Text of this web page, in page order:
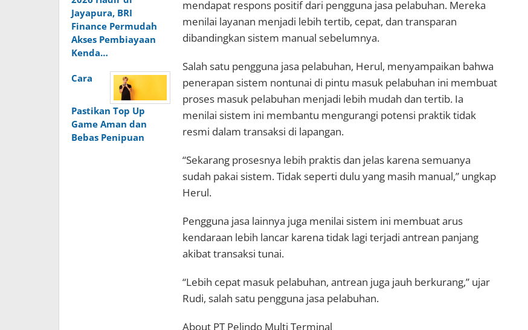
Jayapura, BRI
Finance Permudah
Akses Pembiayaan
Kenda…
Cara
Pastikan Top Up
Game Aman dan
Bebas Penipuan
mendapat respons positif dari pengguna jasa pelabuhan. Mereka
menilai layanan menjadi lebih tertib, cepat, dan transparan
dibandingkan sistem manual sebelumnya.
Salah satu pengguna jasa pelabuhan, Herul, menyampaikan bahwa
penerapan sistem nontunai di pintu masuk pelabuhan ini membuat
proses masuk pelabuhan menjadi lebih mudah dan tertib. Ia
menilai sistem ini membantu mengurangi potensi praktik tidak
resmi dalam transaksi di lapangan.
“Sekarang prosesnya lebih praktis dan jelas karena semuanya
sudah pakai sistem. Tidak seperti dulu yang masih manual,” ungkap
Herul.
Pengguna jasa lainnya juga menilai sistem ini membuat arus
kendaraan lebih lancar karena tidak lagi terjadi antrean panjang
akibat transaksi tunai.
“Lebih cepat masuk pelabuhan, antrean juga jauh berkurang,” ujar
Rudi, salah satu pengguna jasa pelabuhan.
About PT Pelindo Multi Terminal